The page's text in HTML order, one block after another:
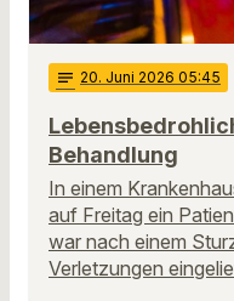
notes 20. Juni 2026 05:45
Behandlung
In einem
auf Freitag ein
war nach einem
Verletzungen